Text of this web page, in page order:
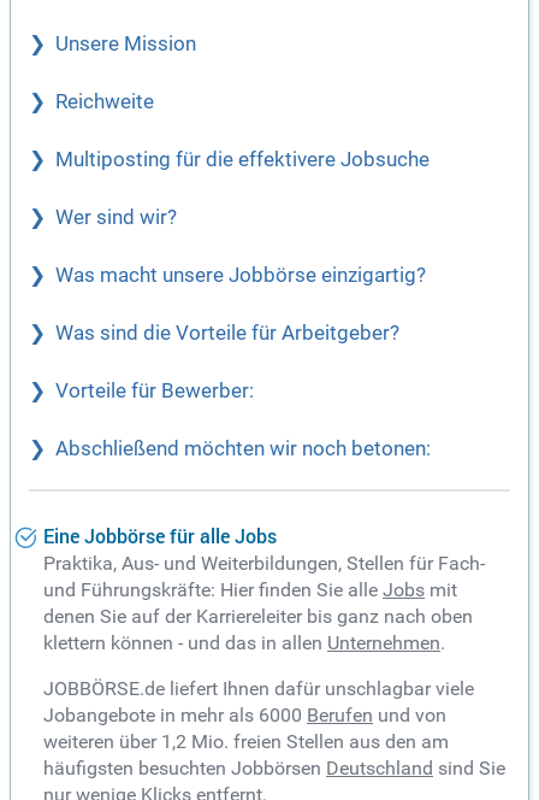
Unsere Mission
Reichweite
Multiposting für die effektivere Jobsuche
Wer sind wir?
Was macht unsere Jobbörse einzigartig?
Was sind die Vorteile für Arbeitgeber?
Vorteile für Bewerber:
Abschließend möchten wir noch betonen:
Eine Jobbörse für alle Jobs
Praktika, Aus- und Weiterbildungen, Stellen für Fach-
und Führungskräfte: Hier finden Sie alle Jobs mit
denen Sie auf der Karriereleiter bis ganz nach oben
klettern können - und das in allen Unternehmen.
JOBBÖRSE.de liefert Ihnen dafür unschlagbar viele
Jobangebote in mehr als 6000 Berufen und von
weiteren über 1,2 Mio. freien Stellen aus den am
häufigsten besuchten Jobbörsen Deutschland sind Sie
nur wenige Klicks entfernt.